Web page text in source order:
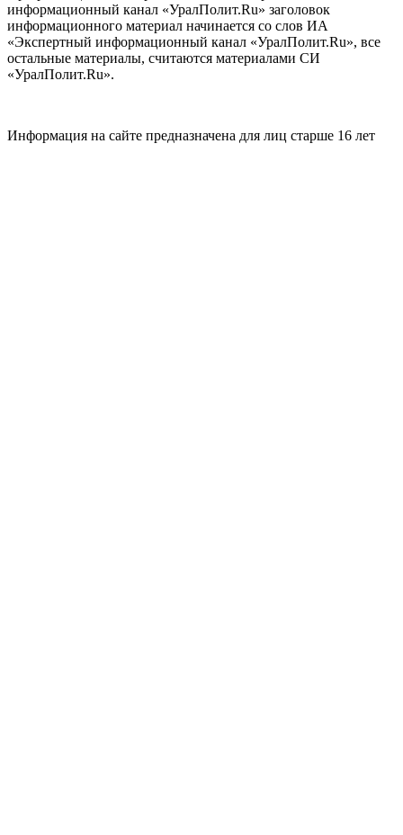
информационный канал «УралПолит.Ru» заголовок
информационного материал начинается со слов ИА
«Экспертный информационный канал «УралПолит.Ru», все
остальные материалы, считаются материалами СИ
«УралПолит.Ru».
Информация на сайте предназначена для лиц старше 16 лет